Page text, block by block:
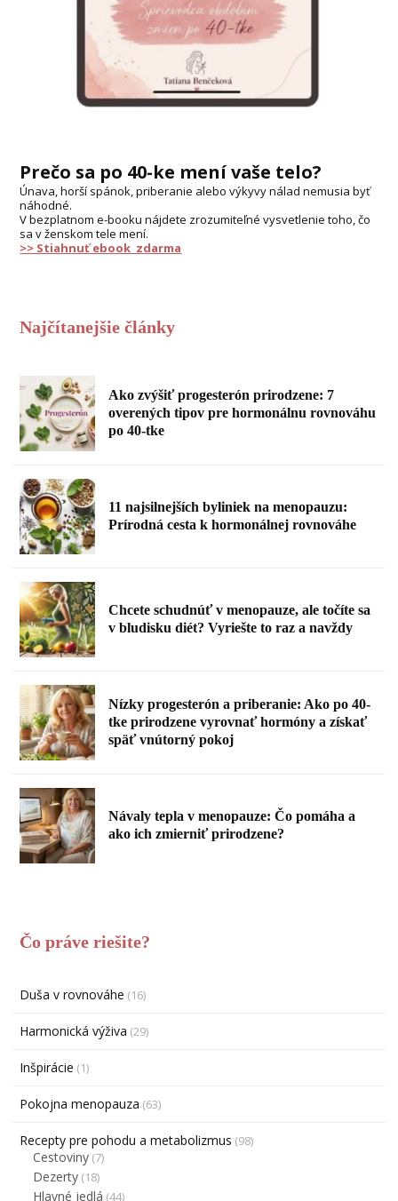
Prečo sa po 40-ke mení vaše telo?
Únava, horší spánok, priberanie alebo výkyvy nálad nemusia byť
náhodné.
V bezplatnom e-booku nájdete zrozumiteľné vysvetlenie toho, čo
sa v ženskom tele mení.
>> Stiahnuť ebook zdarma
Najčítanejšie články
Ako zvýšiť progesterón prirodzene: 7
overených tipov pre hormonálnu rovnováhu
po 40-tke
11 najsilnejších byliniek na menopauzu:
Prírodná cesta k hormonálnej rovnováhe
Chcete schudnúť v menopauze, ale točíte sa
v bludisku diét? Vyriešte to raz a navždy
Nízky progesterón a priberanie: Ako po 40-
tke prirodzene vyrovnať hormóny a získať
späť vnútorný pokoj
Návaly tepla v menopauze: Čo pomáha a
ako ich zmierniť prirodzene?
Čo práve riešite?
Duša v rovnováhe (16)
Harmonická výživa (29)
Inšpirácie (1)
Pokojna menopauza (63)
Recepty pre pohodu a metabolizmus (98)
Cestoviny (7)
Dezerty (18)
Hlavné jedlá (44)